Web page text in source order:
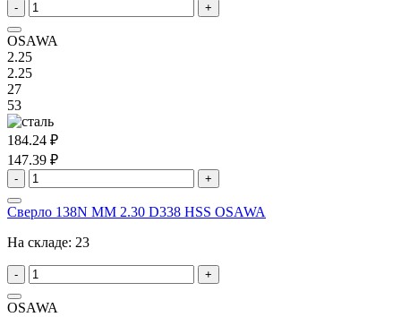
- +
OSAWA
2.25
2.25
27
53
184.24 ₽
147.39 ₽
- +
Сверло 138N MM 2.30 D338 HSS OSAWA
На складе: 23
- +
OSAWA